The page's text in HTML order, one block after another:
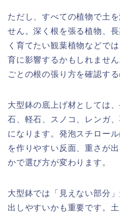
ただし、すべての植物で土
せん。深く根を張る植物、
く育てたい観葉植物などで
育に影響するかもしれませ
ごとの根の張り方を確認する
大型鉢の底上げ材としては
石、軽石、スノコ、レンガ
になります。発泡スチロー
を作りやすい反面、重さが
かで選び方が変わります。
大型鉢では「見えない部分
出しやすいかも重要です。